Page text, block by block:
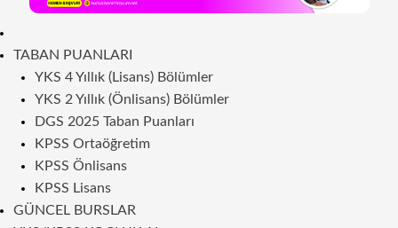
TABAN PUANLARI
YKS 4 Yıllık (Lisans) Bölümler
YKS 2 Yıllık (Önlisans) Bölümler
DGS 2025 Taban Puanları
KPSS Ortaöğretim
KPSS Önlisans
KPSS Lisans
GÜNCEL BURSLAR